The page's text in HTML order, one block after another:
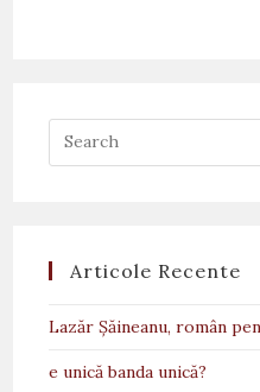
Articole Recente
Lazăr Șăineanu, român
e unică banda unică?